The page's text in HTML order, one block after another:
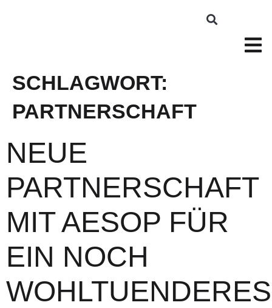
SCHLAGWORT:
PARTNERSCHAFT
NEUE
PARTNERSCHAFT
MIT AESOP FÜR
EIN NOCH
WOHLTUENDERES